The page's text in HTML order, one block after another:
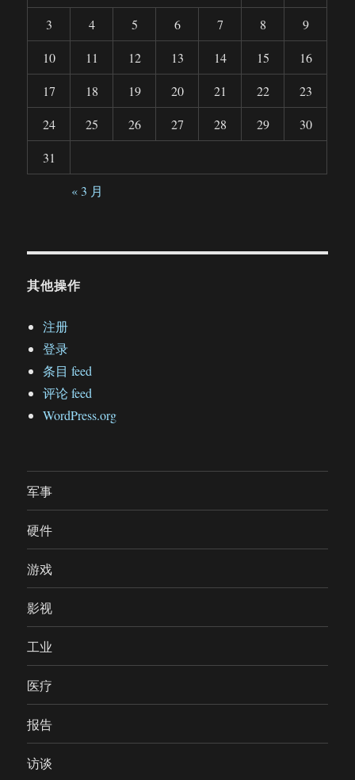
3
4 5 6 7 8
9
10
11 12 13 14 15
16
17
18 19 20 21 22
23
24
25 26 27 28 29
30
31
« 3 月
其他操作
注册
登录
条目 feed
评论 feed
WordPress.org
军事
硬件
游戏
影视
工业
医疗
报告
访谈